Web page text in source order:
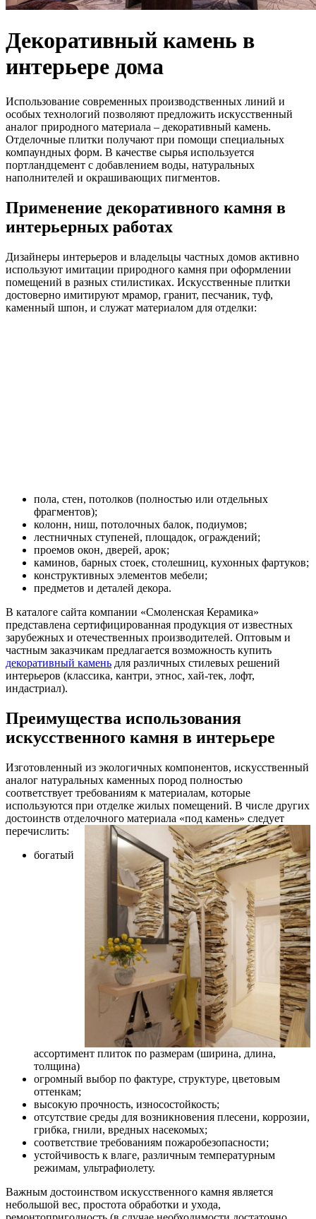
Декоративный камень в
интерьере дома
Использование современных производственных линий и
особых технологий позволяют предложить искусственный
аналог природного материала – декоративный камень.
Отделочные плитки получают при помощи специальных
компаундных форм. В качестве сырья используется
портландцемент с добавлением воды, натуральных
наполнителей и окрашивающих пигментов.
Применение декоративного камня в
интерьерных работах
Дизайнеры интерьеров и владельцы частных домов активно
используют имитации природного камня при оформлении
помещений в разных стилистиках. Искусственные плитки
достоверно имитируют мрамор, гранит, песчаник, туф,
каменный шпон, и служат материалом для отделки:
пола, стен, потолков (полностью или отдельных
фрагментов);
колонн, ниш, потолочных балок, подиумов;
лестничных ступеней, площадок, ограждений;
проемов окон, дверей, арок;
каминов, барных стоек, столешниц, кухонных фартуков;
конструктивных элементов мебели;
предметов и деталей декора.
В каталоге сайта компании «Смоленская Керамика»
представлена сертифицированная продукция от известных
зарубежных и отечественных производителей. Оптовым и
частным заказчикам предлагается возможность купить
декоративный камень для различных стилевых решений
интерьеров (классика, кантри, этнос, хай-тек, лофт,
индастриал).
Преимущества использования
искусственного камня в интерьере
Изготовленный из экологичных компонентов, искусственный
аналог натуральных каменных пород полностью
соответствует требованиям к материалам, которые
используются при отделке жилых помещений. В числе других
достоинств отделочного материала «под камень» следует
перечислить:
богатый
ассортимент плиток по размерам (ширина, длина,
толщина)
огромный выбор по фактуре, структуре, цветовым
оттенкам;
высокую прочность, износостойкость;
отсутствие среды для возникновения плесени, коррозии,
грибка, гнили, вредных насекомых;
соответствие требованиям пожаробезопасности;
устойчивость к влаге, различным температурным
режимам, ультрафиолету.
Важным достоинством искусственного камня является
небольшой вес, простота обработки и ухода,